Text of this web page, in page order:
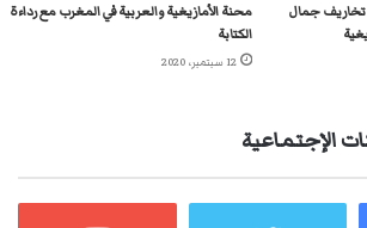
تخاريف جمال
محنة الأمازيغية والعربية في المغرب مع رداءة
الكتابة
12 سبتمبر، 2020
الإجتماعية